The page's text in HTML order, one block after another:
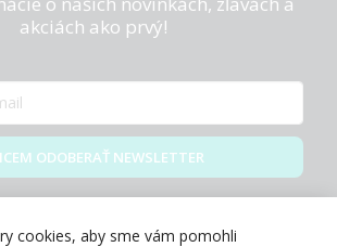
akciách ako prvý!
ODOBERAŤ NEWSLETTER
cookies, aby sme vám pomohli